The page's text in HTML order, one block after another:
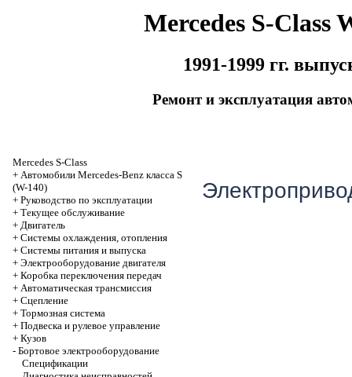
Mercedes S-Class
1991-1999 гг.
Ремонт и эксплуатация
Mercedes S-Class
+ Автомобили Mercedes-Benz класса S
(W-140)
+ Руководство по эксплуатации
+ Текущее обслуживание
+ Двигатель
+ Системы охлаждения, отопления
+ Системы питания и выпуска
+ Электрооборудование двигателя
+ Коробка переключения передач
+ Автоматичеcкая трансмиссия
+ Сцепление
+ Тормозная система
+ Подвеска и рулевое управление
+ Кузов
- Бортовое электрооборудование
Спецификации